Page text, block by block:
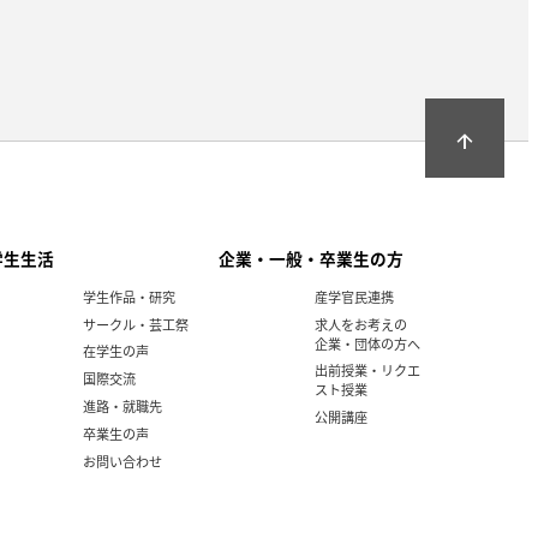
arrow_upward
生活
学生作品・研究
サークル・芸工祭
在学生の声
国際交流
進路・就職先
卒業生の声
お問い合わせ
企業・一般・卒業生の方
産学官民連携
求人をお考えの
企業・団体の方へ
出前授業・リクエ
スト授業
公開講座